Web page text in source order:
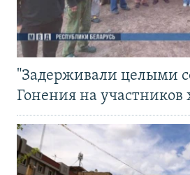
"Задерживали целыми
Гонения на участников